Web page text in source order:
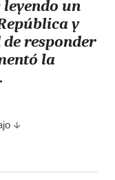
leyendo un
y
responder
la